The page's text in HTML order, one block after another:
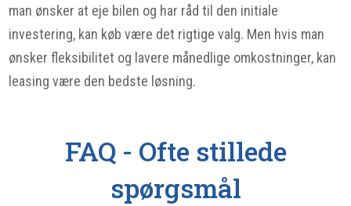
man ønsker at eje bilen og har råd til den initiale
investering, kan køb være det rigtige valg. Men hvis man
ønsker fleksibilitet og lavere månedlige omkostninger, kan
leasing være den bedste løsning.
FAQ - Ofte stillede
spørgsmål